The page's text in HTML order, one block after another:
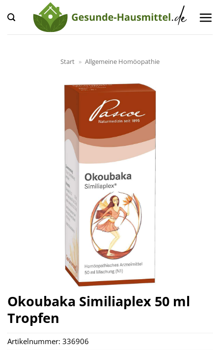
Inhalt
springen
Start » Allgemeine Homöopathie
Okoubaka Similiaplex 50 ml
Tropfen
Artikelnummer: 336906